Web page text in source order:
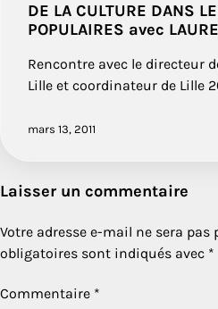
DE LA CULTURE DANS
POPULAIRES avec
Rencontre avec le directeur
Lille et coordinateur de Lille
mars 13, 2011
Laisser un commentaire
Votre adresse e-mail ne sera pas
obligatoires sont indiqués avec *
Commentaire *